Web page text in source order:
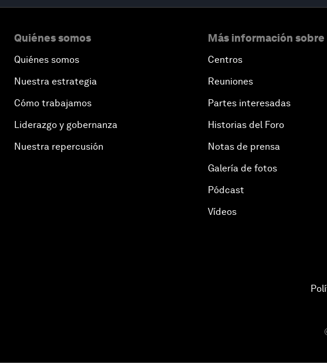
Quiénes somos
Quiénes somos
Nuestra estrategia
Cómo trabajamos
Liderazgo y gobernanza
Nuestra repercusión
Más información sobre
Centros
Reuniones
Partes interesadas
Historias del Foro
Notas de prensa
Galería de fotos
Pódcast
Vídeos